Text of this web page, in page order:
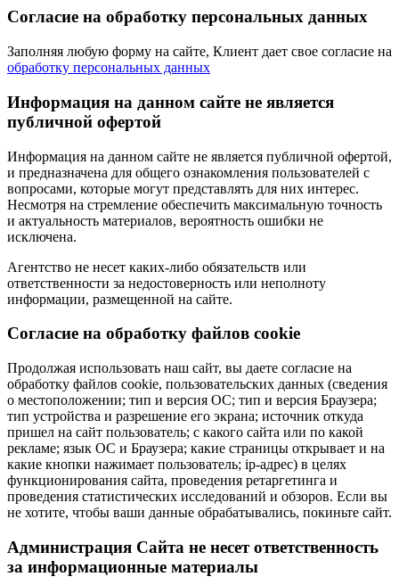
Согласие на обработку персональных данных
Заполняя любую форму на сайте, Клиент дает свое согласие на
обработку персональных данных
Информация на данном сайте не является
публичной офертой
Информация на данном сайте не является публичной офертой,
и предназначена для общего ознакомления пользователей с
вопросами, которые могут представлять для них интерес.
Несмотря на стремление обеспечить максимальную точность
и актуальность материалов, вероятность ошибки не
исключена.
Агентство не несет каких-либо обязательств или
ответственности за недостоверность или неполноту
информации, размещенной на сайте.
Cогласие на обработку файлов cookie
Продолжая использовать наш сайт, вы даете согласие на
обработку файлов cookie, пользовательских данных (сведения
о местоположении; тип и версия ОС; тип и версия Браузера;
тип устройства и разрешение его экрана; источник откуда
пришел на сайт пользователь; с какого сайта или по какой
рекламе; язык ОС и Браузера; какие страницы открывает и на
какие кнопки нажимает пользователь; ip-адрес) в целях
функционирования сайта, проведения ретаргетинга и
проведения статистических исследований и обзоров. Если вы
не хотите, чтобы ваши данные обрабатывались, покиньте сайт.
Администрация Сайта не несет ответственность
за информационные материалы